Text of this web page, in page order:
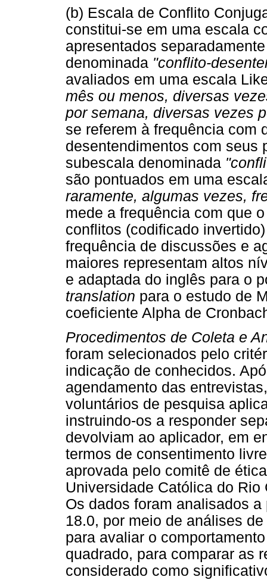
(b) Escala de Conflito
constitui-se em uma escala
apresentados
denominada "conflito-
avaliados em uma escala
mês ou menos, diversas
por semana, diversas vezes
se referem à frequência com
desentendimentos com seus
subescala denominada
são pontuados em uma
raramente, algumas vezes,
mede a frequência com que
conflitos (codificado
frequência de discussões e
maiores representam altos
e adaptada do inglês para o
translation para o estudo de
coeficiente Alpha de
Procedimentos de Coleta e
foram selecionados pelo
indicação de conhecidos.
agendamento das
voluntários de pesquisa
instruindo-os a responder
devolviam ao aplicador, em
termos de consentimento
aprovada pelo comitê de
Universidade Católica do
Os dados foram analisados
18.0, por meio de análises
para avaliar o
quadrado, para comparar as
considerado como